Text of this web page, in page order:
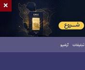
تبلیغات آرشیو
×